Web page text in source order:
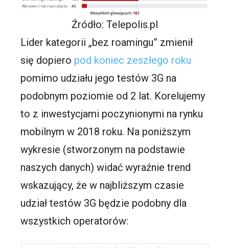
Źródło: Telepolis.pl
Lider kategorii „bez roamingu” zmienił
się dopiero pod koniec zeszłego roku
pomimo udziału jego testów 3G na
podobnym poziomie od 2 lat. Korelujemy
to z inwestycjami poczynionymi na rynku
mobilnym w 2018 roku. Na poniższym
wykresie (stworzonym na podstawie
naszych danych) widać wyraźnie trend
wskazujący, że w najbliższym czasie
udział testów 3G będzie podobny dla
wszystkich operatorów: